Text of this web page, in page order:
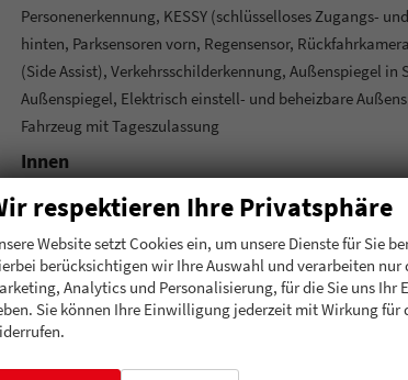
Personenerkennung, KESSY (schlüsselloses Zugangs-
hinten, Parksensoren vorn, Regensensor,
(Side Assist), Verkehrsschilderkennung, Außenspiegel
Außenspiegel, Elektrisch einstell- und beheizbare
Fahrzeug mit Tageszulassung
Innen
Ambiente-Beleuchtung
Klimatisierung
Lenkrad
Sitze
respektieren Ihre Privatsphäre
Website setzt Cookies ein, um unsere Dienste für Sie
berücksichtigen wir Ihre Auswahl und verarbeiten nur
Analytics und Personalisierung, für die Sie uns Ihr
Sie können Ihre Einwilligung jederzeit mit Wirkung für